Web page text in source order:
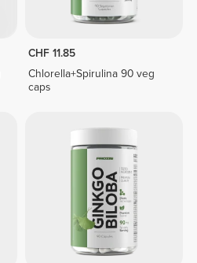
CHF 11.85
Chlorella+Spirulina 90 veg
caps